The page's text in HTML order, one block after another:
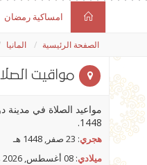
امساكية رمضان
الصفحة الرئيسية المانيا
مواقيت
1448.
هجري: 23 صفر, 1448 هـ
ميلادي: 08 أغسطس, 2026 مـ